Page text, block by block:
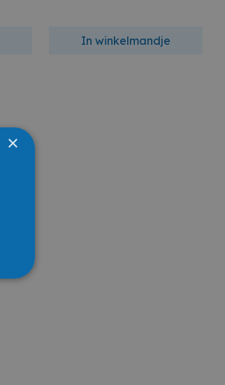
In winkelmandje
×